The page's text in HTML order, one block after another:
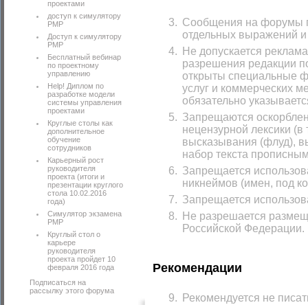
проектами
доступ к симулятору
PMP
Доступ к симулятору
РМР
Бесплатный вебинар
по проектному
управлению
Help! Диплом по
разработке модели
системы управления
проектами
Круглые столы как
дополнительное
обучение
сотрудников
Карьерный рост
руководителя
проекта (итоги и
презентации круглого
стола 10.02.2016
года)
Симулятор экзамена
PMP
Круглый стол о
карьере
руководителя
проекта пройдет 10
февраля 2016 года
Подписаться на
рассылку этого форума
Сообщения на форумы
отдельных выражений и
Не допускается
разрешения редакции
открыты специальные
услуг и коммерческих
обязательно
Запрещаются
нецензурной лексики
высказывания (флуд),
набор текста
Запрещается
никнеймов (имен, под
Запрещается
Не разрешается
Российской Федерации.
Рекомендации
Рекомендуется не